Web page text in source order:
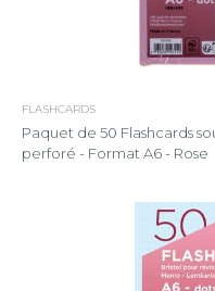
FLASHCARDS
Paquet de 50 Flashcards
perforé - Format A6 - Rose